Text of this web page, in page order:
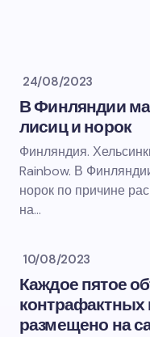
24/08/2023
В Финляндии
лисиц и норок
Финляндия.
Rainbow. В
норок по причине
на…
10/08/2023
Каждое пятое
контрафактных
размещено на